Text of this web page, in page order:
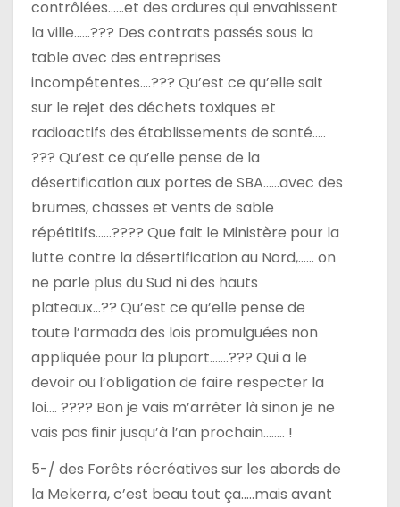
contrôlées……et des ordures qui envahissent
la ville……??? Des contrats passés sous la
table avec des entreprises
incompétentes….??? Qu’est ce qu’elle sait
sur le rejet des déchets toxiques et
radioactifs des établissements de santé…..
??? Qu’est ce qu’elle pense de la
désertification aux portes de SBA……avec des
brumes, chasses et vents de sable
répétitifs……???? Que fait le Ministère pour la
lutte contre la désertification au Nord,…… on
ne parle plus du Sud ni des hauts
plateaux…?? Qu’est ce qu’elle pense de
toute l’armada des lois promulguées non
appliquée pour la plupart…….??? Qui a le
devoir ou l’obligation de faire respecter la
loi…. ???? Bon je vais m’arrêter là sinon je ne
vais pas finir jusqu’à l’an prochain…….. !
5-/ des Forêts récréatives sur les abords de
la Mekerra, c’est beau tout ça…..mais avant